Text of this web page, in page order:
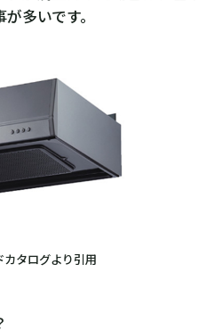
多いです。
タログより引用